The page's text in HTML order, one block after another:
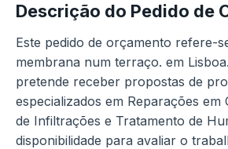
Descrição do Pedido de
Este pedido de orçamento refere-
membrana num terraço. em
pretende receber propostas de
especializados em Reparações em
de Infiltrações e Tratamento de
disponibilidade para avaliar o